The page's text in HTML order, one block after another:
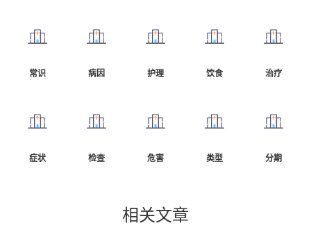
常识 病因 护理 饮食 治疗
症状 检查 危害 类型 分期
相关文章